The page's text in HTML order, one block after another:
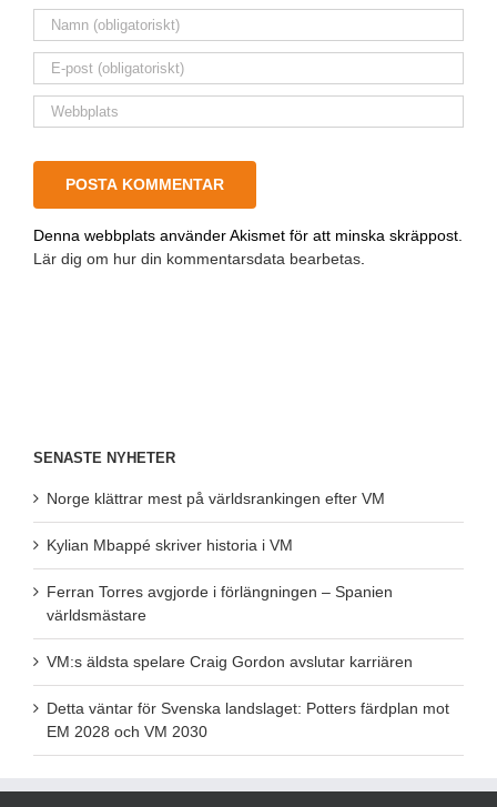
Denna webbplats använder Akismet för att minska skräppost.
Lär dig om hur din kommentarsdata bearbetas
SENASTE NYHETER
Norge klättrar mest på världsrankingen efter VM
Kylian Mbappé skriver historia i VM
Ferran Torres avgjorde i förlängningen – Spanien
världsmästare
VM:s äldsta spelare Craig Gordon avslutar karriären
Detta väntar för Svenska landslaget: Potters färdplan mot
EM 2028 och VM 2030